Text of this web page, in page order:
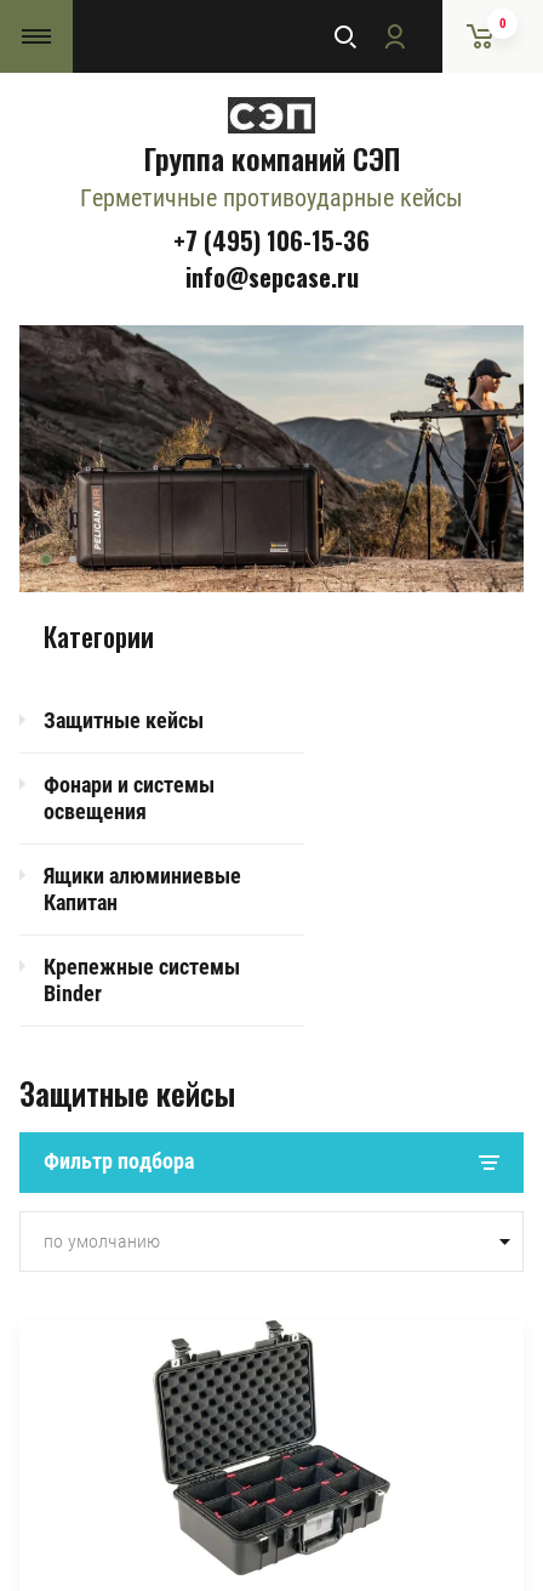
0
Группа компаний СЭП
Герметичные противоударные кейсы
+7 (495) 106-15-36
info@sepcase.ru
Категории
Защитные кейсы
Фонари и системы
освещения
Ящики алюминиевые
Капитан
Крепежные системы
Binder
Защитные кейсы
Фильтр подбора
по умолчанию